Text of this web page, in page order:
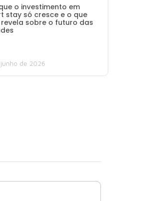
o investimento em
stay só cresce e o que
revela sobre o futuro das
de 2026